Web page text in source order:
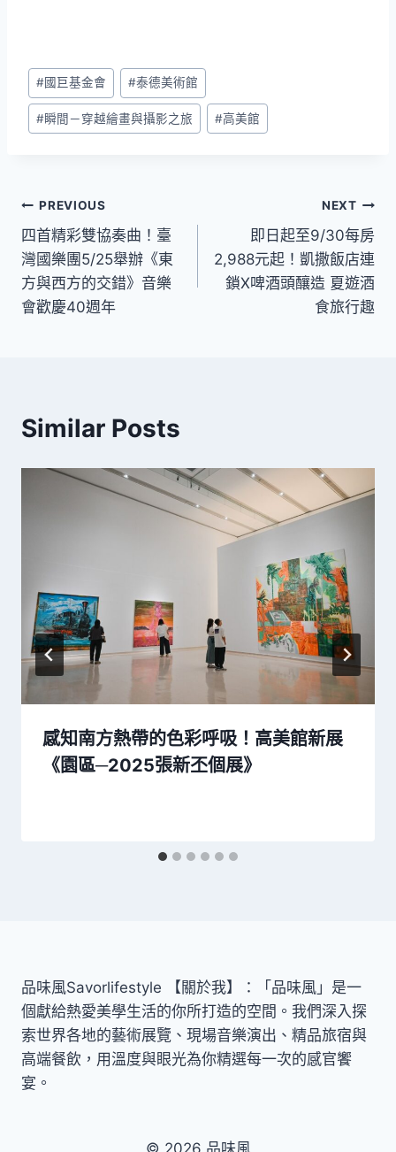
Post
Tags:
#國巨基金會 #泰德美術館
#瞬間－穿越繪畫與攝影之旅 #高美館
文
章
導
覽
PREVIOUS
四首精彩雙協奏曲！臺
灣國樂團5/25舉辦《東
方與西方的交錯》音樂
會歡慶40週年
NEXT
即日起至9/30每房
2,988元起！凱撒飯店連
鎖X啤酒頭釀造 夏遊酒
食旅行趣
Similar Posts
感知南方熱帶的色彩呼吸！高美館新展
《園區─2025張新丕個展》
品味風Savorlifestyle 【關於我】：「品味風」是一
個獻給熱愛美學生活的你所打造的空間。我們深入探
索世界各地的藝術展覽、現場音樂演出、精品旅宿與
高端餐飲，用溫度與眼光為你精選每一次的感官饗
宴。
© 2026 品味風